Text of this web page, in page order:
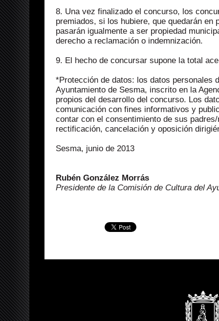
8. Una vez finalizado el concurso, los
premiados, si los hubiere, que quedarán
pasarán igualmente a ser propiedad
derecho a reclamación o indemnización.
9. El hecho de concursar supone la total
*Protección de datos: los datos personales
Ayuntamiento de Sesma, inscrito en la
propios del desarrollo del concurso. Los
comunicación con fines informativos y
contar con el consentimiento de sus
rectificación, cancelación y oposición
Sesma, junio de 2013
Rubén González Morrás
Presidente de la Comisión de Cultura del